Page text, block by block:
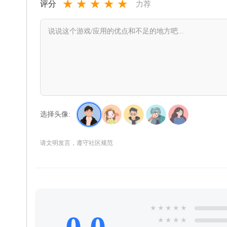
评分 ★ ★ ★ ★ ★ 力荐
选择头像:
请文明发言，遵守社区规范
★ ★ ★ ★ ★
★ ★ ★ ★